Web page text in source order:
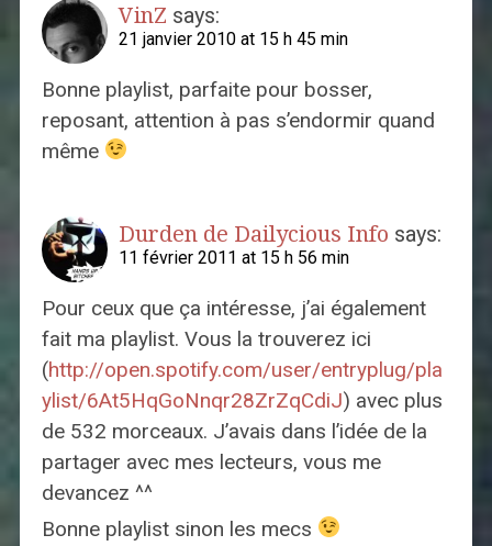
VinZ says:
21 janvier 2010 at 15 h 45 min
Bonne playlist, parfaite pour bosser,
reposant, attention à pas s’endormir quand
même
Durden de Dailycious Info says:
11 février 2011 at 15 h 56 min
Pour ceux que ça intéresse, j’ai également
fait ma playlist. Vous la trouverez ici
(http://open.spotify.com/user/entryplug/pla
ylist/6At5HqGoNnqr28ZrZqCdiJ) avec plus
de 532 morceaux. J’avais dans l’idée de la
partager avec mes lecteurs, vous me
devancez ^^
Bonne playlist sinon les mecs